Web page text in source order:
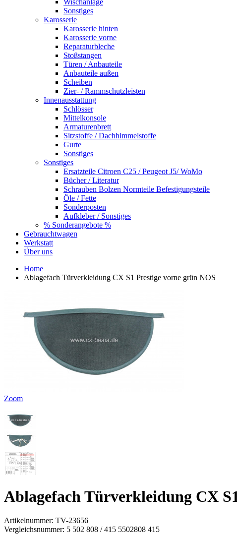
Sonstiges
Karosserie
Karosserie hinten
Karosserie vorne
Reparaturbleche
Stoßstangen
Türen / Anbauteile
Anbauteile außen
Scheiben
Zier- / Rammschutzleisten
Innenausstattung
Schlösser
Mittelkonsole
Armaturenbrett
Sitzstoffe / Dachhimmelstoffe
Gurte
Sonstiges
Sonstiges
Ersatzteile Citroen C25 / Peugeot J5/ WoMo
Bücher / Literatur
Schrauben Bolzen Normteile Befestigungsteile
Öle / Fette
Sonderposten
Aufkleber / Sonstiges
% Sonderangebote %
Gebrauchtwagen
Werkstatt
Über uns
Home
Ablagefach Türverkleidung CX S1 Prestige vorne grün NOS
Zoom
Ablagefach Türverkleidung CX
Artikelnummer: TV-23656
Vergleichsnummer: 5 502 808 / 415 5502808 415